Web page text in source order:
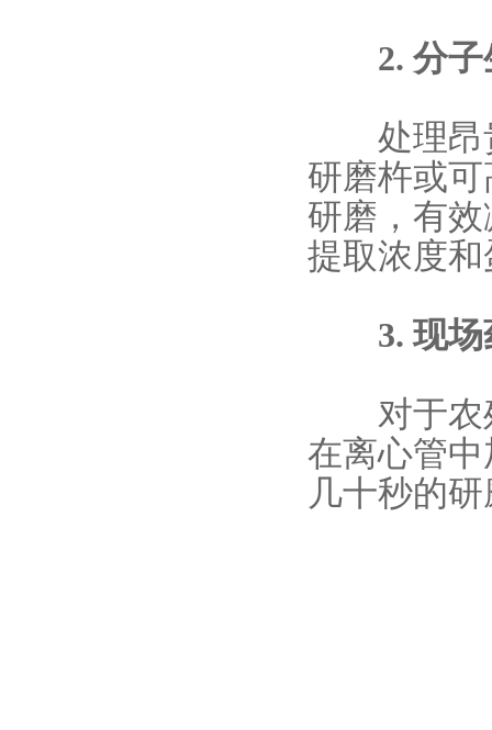
2. 分子
处理昂贵
研磨杵或
研磨，有
提取浓度
3. 现场
对于农残
在离心管
几十秒的